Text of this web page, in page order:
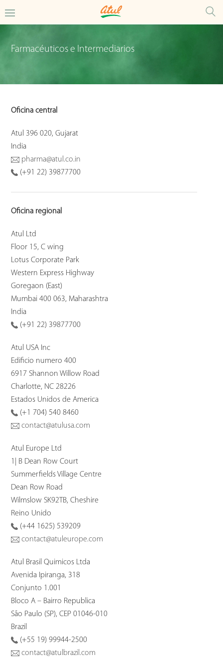
Farmacéuticos e Intermediarios
Oficina central
Atul 396 020, Gujarat
India
pharma@atul.co.in
(+91 22) 39877700
Oficina regional
Atul Ltd
Floor 15, C wing
Lotus Corporate Park
Western Express Highway
Goregaon (East)
Mumbai 400 063, Maharashtra
India
(+91 22) 39877700
Atul USA Inc
Edificio numero 400
6917 Shannon Willow Road
Charlotte, NC 28226
Estados Unidos de America
(+1 704) 540 8460
contact@atulusa.com
Atul Europe Ltd
1| B Dean Row Court
Summerfields Village Centre
Dean Row Road
Wilmslow SK92TB, Cheshire
Reino Unido
(+44 1625) 539209
contact@atuleurope.com
Atul Brasil Quimicos Ltda
Avenida Ipiranga, 318
Conjunto 1.001
Bloco A – Bairro Republica
São Paulo (SP), CEP 01046-010
Brazil
(+55 19) 99944-2500
contact@atulbrazil.com